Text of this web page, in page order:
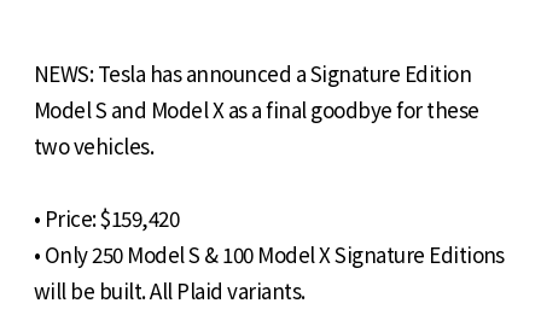
NEWS: Tesla has announced a Signature Edition
Model S and Model X as a final goodbye for these
two vehicles.
• Price: $159,420
• Only 250 Model S & 100 Model X Signature Editions
will be built. All Plaid variants.